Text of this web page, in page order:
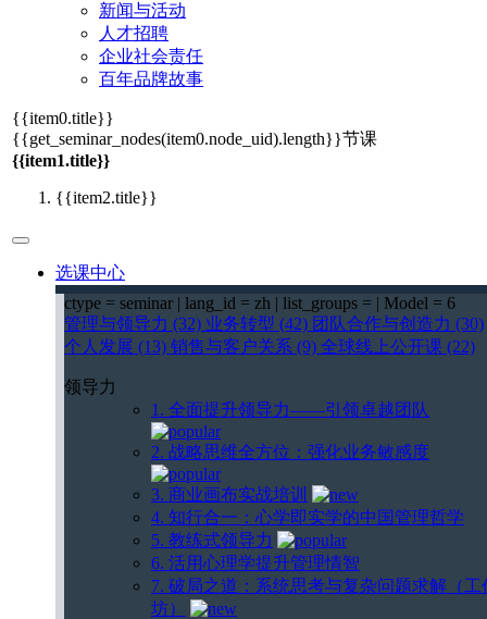
新闻与活动
人才招聘
企业社会责任
百年品牌故事
{{item0.title}}
{{get_seminar_nodes(item0.node_uid).length}}节课
{{item1.title}}
{{item2.title}}
选课中心
ctype = seminar | lang_id = zh | list_groups = | Model = 6
管理与领导力 (32) 业务转型 (42) 团队合作与创造力 (30)
个人发展 (13) 销售与客户关系 (9) 全球线上公开课 (22)
领导力
1. 全面提升领导力——引领卓越团队
2. 战略思维全方位：强化业务敏感度
3. 商业画布实战培训
4. 知行合一：心学即实学的中国管理哲学
5. 教练式领导力
6. 活用心理学提升管理情智
7. 破局之道：系统思考与复杂问题求解（工
坊）